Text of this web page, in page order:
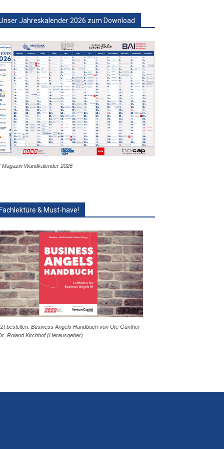
Jahreskalender 2026 zum Download
Magazin Wandkalender 2026
& Must-have!
bestellen: Business Angels Handbuch von Ute Günther
Roland Kirchhof (Herausgeber)